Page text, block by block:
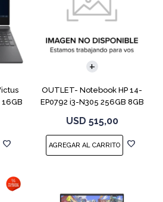
16GB
OUTLET- Notebook HP 14-
EP0792 i3-N305 256GB 8GB
USD 515,00
COMPARAR